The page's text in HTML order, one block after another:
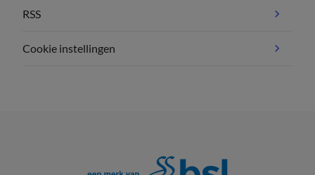
RSS
Cookie instellingen